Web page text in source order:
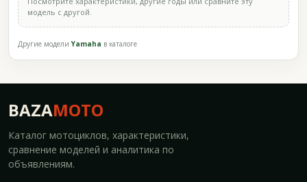
модель с другой.
Другие моделиYamaha в каталоге
BAZAMOTO
Каталог мотоциклов, характеристики,
сравнение моделей и аналитика по
объявлениям.